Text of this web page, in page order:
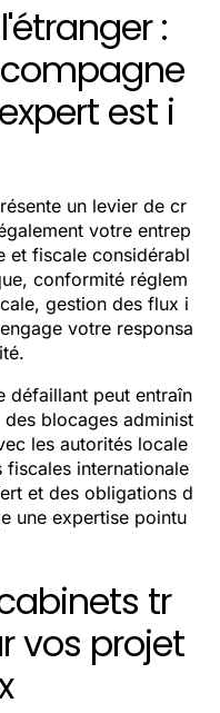
:
est i
un levier de cr
votre entrep
et fiscale considérabl
conformité réglem
gestion des flux i
votre responsa
défaillant peut entraîn
blocages administ
les autorités locale
fiscales internationale
et des obligations d
une expertise pointu
tr
vos projet